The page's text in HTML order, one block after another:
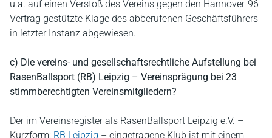
u.a. auf einen Verstoß des Vereins gegen den Hannover-96-
Vertrag gestützte Klage des abberufenen Geschäftsführers
in letzter Instanz abgewiesen.
c) Die vereins- und gesellschaftsrechtliche Aufstellung bei
RasenBallsport (RB) Leipzig – Vereinsprägung bei 23
stimmberechtigten Vereinsmitgliedern?
Der im Vereinsregister als RasenBallsport Leipzig e.V. –
Kurzform: RB Leipzig – eingetragene Klub ist mit einem